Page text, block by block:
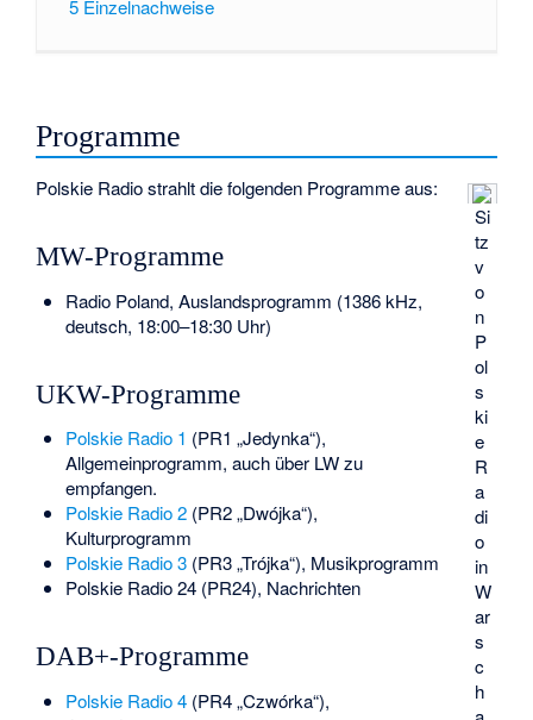
5 Einzelnachweise
Programme
Si
tz
v
o
n
P
ol
s
ki
e
R
a
di
o
in
W
ar
s
c
h
Polskie Radio strahlt die folgenden Programme aus:
MW-Programme
Radio Poland, Auslandsprogramm (1386 kHz,
deutsch, 18:00–18:30 Uhr)
UKW-Programme
Polskie Radio 1 (PR1 „Jedynka“),
Allgemeinprogramm, auch über LW zu
empfangen.
Polskie Radio 2(PR2 „Dwójka“),
Kulturprogramm
Polskie Radio 3(PR3 „Trójka“), Musikprogramm
Polskie Radio 24(PR24), Nachrichten
DAB+-Programme
Polskie Radio 4(PR4 „Czwórka“),